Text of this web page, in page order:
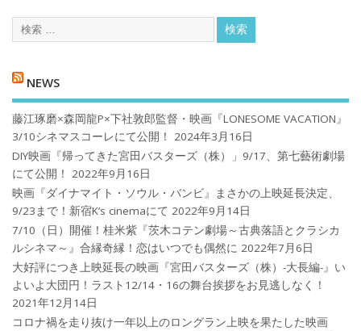
NEWS
藤江琢磨×森岡龍P×下社敦郎監督・映画『LONESOME VACATION』
3/10シネマスコーレにて公開！
2024年3月16日
DIY映画『帰ってきた宮田バスターズ（株）」9/17、第七藝術劇場
にて公開！
2022年9月16日
映画『ダイナマイト・ソウル・バンビ』まさかの上映延長決定、
9/23まで！新宿K’s cinemaにて 2022年9月14日
7/10（日）開催！桂米紫『茨木コテン劇場～古典落語とクラシカ
ルシネマ～』合縁奇縁！恋はいつでも偶然に 2022年7月6日
大好評につき上映延長の映画『宮田バスターズ（株）-大長編-』い
よいよ大団円！ラスト12/14・16の舞台挨拶をお見逃しなく！
2021年12月14日
コロナ禍を⾛り抜け⼀年以上のロングラン上映を果たした映画